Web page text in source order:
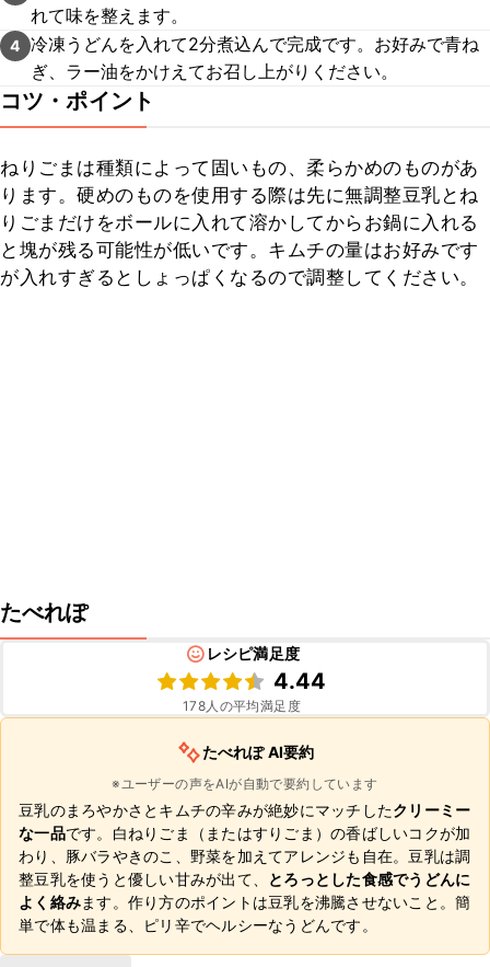
れて味を整えます。
4 冷凍うどんを入れて2分煮込んで完成です。お好みで青ね
ぎ、ラー油をかけえてお召し上がりください。
コツ・ポイント
ねりごまは種類によって固いもの、柔らかめのものがあ
ります。硬めのものを使用する際は先に無調整豆乳とね
りごまだけをボールに入れて溶かしてからお鍋に入れる
と塊が残る可能性が低いです。キムチの量はお好みです
が入れすぎるとしょっぱくなるので調整してください。
たべれぽ
レシピ満足度
4.44
178人の平均満足度
たべれぽ AI要約
※ユーザーの声をAIが自動で要約しています
豆乳のまろやかさとキムチの辛みが絶妙にマッチしたクリーミー
な一品です。白ねりごま（またはすりごま）の香ばしいコクが加
わり、豚バラやきのこ、野菜を加えてアレンジも自在。豆乳は調
整豆乳を使うと優しい甘みが出て、
とろっとした食感でうどんに
よく絡みます。作り方のポイントは豆乳を沸騰させないこと。簡
単で体も温まる、ピリ辛でヘルシーなうどんです。